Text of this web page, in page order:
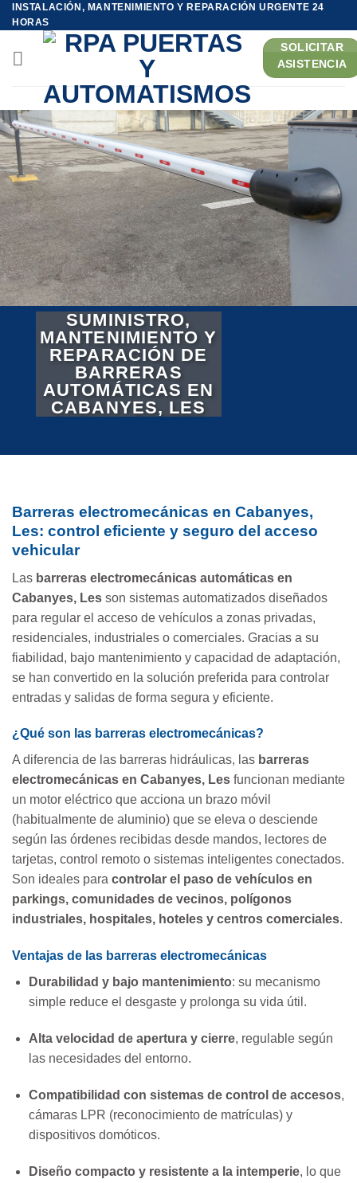
Saltar
al
contenido
INSTALACIÓN, MANTENIMIENTO Y REPARACIÓN URGENTE 24
HORAS
SOLICITAR
ASISTENCIA
SUMINISTRO,
MANTENIMIENTO Y
REPARACIÓN DE
BARRERAS
AUTOMÁTICAS EN
CABANYES, LES
Barreras electromecánicas en Cabanyes,
Les: control eficiente y seguro del acceso
vehicular
Las barreras electromecánicas automáticas en
Cabanyes, Les son sistemas automatizados diseñados
para regular el acceso de vehículos a zonas privadas,
residenciales, industriales o comerciales. Gracias a su
fiabilidad, bajo mantenimiento y capacidad de adaptación,
se han convertido en la solución preferida para controlar
entradas y salidas de forma segura y eficiente.
¿Qué son las barreras electromecánicas?
A diferencia de las barreras hidráulicas, las barreras
electromecánicas en Cabanyes, Les funcionan mediante
un motor eléctrico que acciona un brazo móvil
(habitualmente de aluminio) que se eleva o desciende
según las órdenes recibidas desde mandos, lectores de
tarjetas, control remoto o sistemas inteligentes conectados.
Son ideales para controlar el paso de vehículos en
parkings, comunidades de vecinos, polígonos
industriales, hospitales, hoteles y centros comerciales.
Ventajas de las barreras electromecánicas
Durabilidad y bajo mantenimiento: su mecanismo
simple reduce el desgaste y prolonga su vida útil.
Alta velocidad de apertura y cierre, regulable según
las necesidades del entorno.
Compatibilidad con sistemas de control de accesos,
cámaras LPR (reconocimiento de matrículas) y
dispositivos domóticos.
Diseño compacto y resistente a la intemperie, lo que